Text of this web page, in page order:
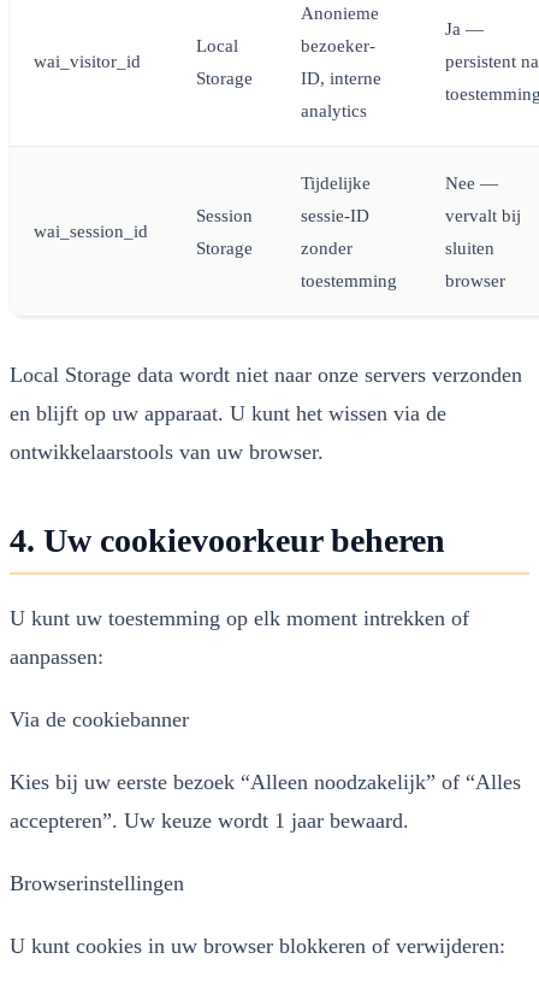
wai_visitor_id
Local
Storage
Anonieme
bezoeker-
ID, interne
analytics
Ja —
persistent na
wai_session_id
Session
Storage
Tijdelijke
sessie-ID
zonder
toestemming
Nee —
vervalt bij
sluiten
browser
Local Storage data wordt niet naar onze servers verzonden
en blijft op uw apparaat. U kunt het wissen via de
ontwikkelaarstools van uw browser.
4. Uw cookievoorkeur beheren
U kunt uw toestemming op elk moment intrekken of
aanpassen:
Via de cookiebanner
Kies bij uw eerste bezoek “Alleen noodzakelijk” of “Alles
accepteren”. Uw keuze wordt 1 jaar bewaard.
Browserinstellingen
U kunt cookies in uw browser blokkeren of verwijderen: